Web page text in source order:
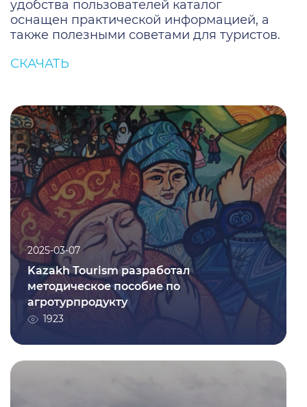
удобства пользователей каталог
оснащен практической информацией, а
также полезными советами для туристов.
СКАЧАТЬ
2025-03-07
Kazakh Tourism разработал
методическое пособие по
агротурпродукту
1923
2025-03-07
Kazakh Tourism разработал
методическое пособие по
агротурпродукту
1923